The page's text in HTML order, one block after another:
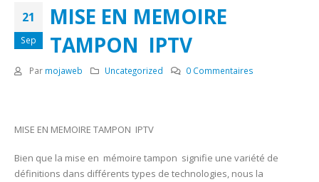
21
Sep
MISE EN MEMOIRE
TAMPON IPTV
Par mojaweb Uncategorized 0 Commentaires
MISE EN MEMOIRE TAMPON IPTV
Bien que la mise en mémoire tampon signifie une variété de
définitions dans différents types de technologies, nous la